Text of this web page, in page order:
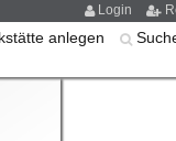
Login
anlegen